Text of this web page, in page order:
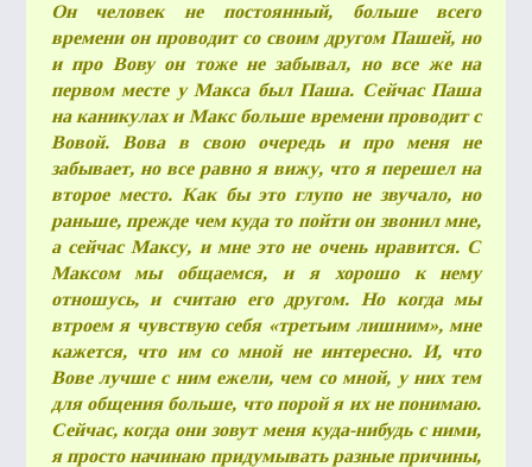
Он человек не постоянный, больше всего
времени он проводит со своим другом Пашей, но
и про Вову он тоже не забывал, но все же на
первом месте у Макса был Паша. Сейчас Паша
на каникулах и Макс больше времени проводит с
Вовой. Вова в свою очередь и про меня не
забывает, но все равно я вижу, что я перешел на
второе место. Как бы это глупо не звучало, но
раньше, прежде чем куда то пойти он звонил мне,
а сейчас Максу, и мне это не очень нравится. С
Максом мы общаемся, и я хорошо к нему
отношусь, и считаю его другом. Но когда мы
втроем я чувствую себя «третьим лишним», мне
кажется, что им со мной не интересно. И, что
Вове лучше с ним ежели, чем со мной, у них тем
для общения больше, что порой я их не понимаю.
Сейчас, когда они зовут меня куда-нибудь с ними,
я просто начинаю придумывать разные причины,